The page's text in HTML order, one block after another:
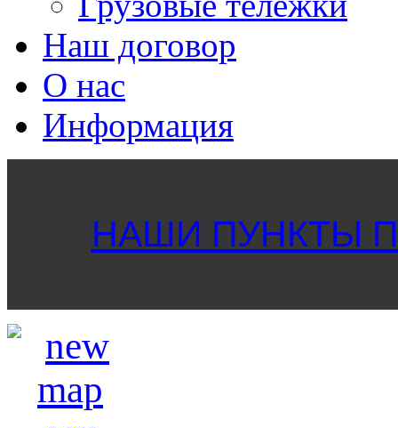
Наш договор
О нас
Информация
НАШИ ПУНКТЫ